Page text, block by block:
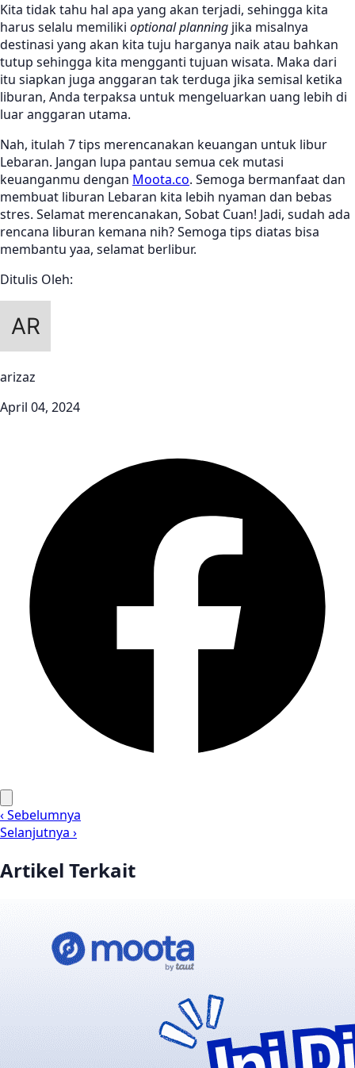
Kita tidak tahu hal apa yang akan terjadi, sehingga kita
harus selalu memiliki optional planning jika misalnya
destinasi yang akan kita tuju harganya naik atau bahkan
tutup sehingga kita mengganti tujuan wisata. Maka dari
itu siapkan juga anggaran tak terduga jika semisal ketika
liburan, Anda terpaksa untuk mengeluarkan uang lebih di
luar anggaran utama.
Nah, itulah 7 tips merencanakan keuangan untuk libur
Lebaran. Jangan lupa pantau semua cek mutasi
keuanganmu dengan Moota.co. Semoga bermanfaat dan
membuat liburan Lebaran kita lebih nyaman dan bebas
stres. Selamat merencanakan, Sobat Cuan! Jadi, sudah ada
rencana liburan kemana nih? Semoga tips diatas bisa
membantu yaa, selamat berlibur.
Ditulis Oleh:
arizaz
April 04, 2024
‹ Sebelumnya
Selanjutnya ›
Artikel Terkait